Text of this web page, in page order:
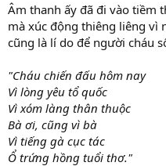
Âm thanh ấy đã đi vào tiềm
mà xúc động thiêng liêng vì
cũng là lí do để người cháu
"Cháu chiến đấu hôm nay
Vì lòng yêu tổ quốc
Vì xóm làng thân thuộc
Bà ơi, cũng vì bà
Vì tiếng gà cục tác
Ổ trứng hồng tuổi thơ."